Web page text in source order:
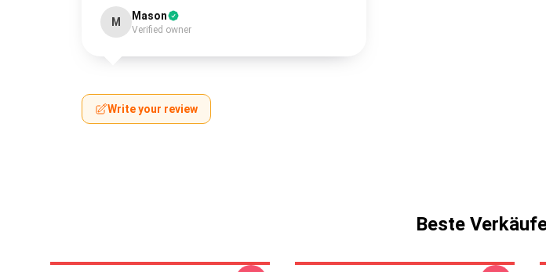
M Mason
Verified owner
Write your review
Beste